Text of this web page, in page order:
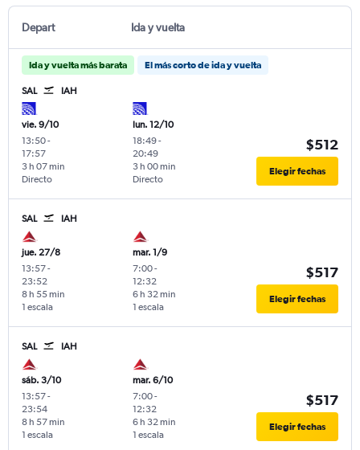
Depart Ida y vuelta
Ida y vuelta más barata El más corto de ida y vuelta
SAL IAH
vie. 9/10
13:50-
17:57
Directo
3 h 07 min
lun. 12/10
18:49-
20:49
Directo
3 h 00 min
$512
Elegir fechas
SAL IAH
jue. 27/8
13:57-
23:52
1 escala
8 h 55 min
mar. 1/9
7:00-
12:32
1 escala
6 h 32 min
$517
Elegir fechas
SAL IAH
sáb. 3/10
13:57-
23:54
1 escala
8 h 57 min
mar. 6/10
7:00-
12:32
1 escala
6 h 32 min
$517
Elegir fechas